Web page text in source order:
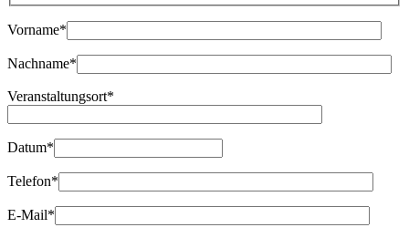
Bitte lasse dieses Feld leer.
Vorname*
Nachname*
Veranstaltungsort*
Datum*
Telefon*
E-Mail*